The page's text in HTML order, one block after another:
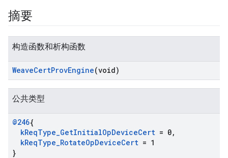
摘要
构造函数和析构函数
WeaveCertProvEngine(void)
公共类型
@246{
kReqType_GetInitialOpDeviceCert = 0,
kReqType_RotateOpDeviceCert = 1
}